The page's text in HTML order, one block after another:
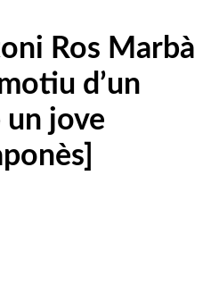
Ros Marbà
d’un
un jove